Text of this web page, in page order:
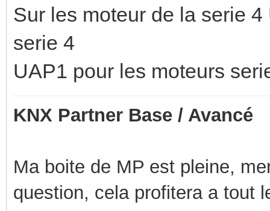
Sur les moteur de la serie
serie 4
UAP1 pour les moteurs
KNX Partner Base / Avancé
Ma boite de MP est pleine,
question, cela profitera a tout